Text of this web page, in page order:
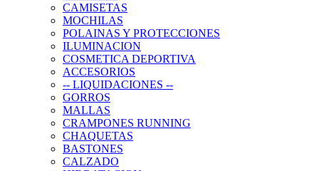
CAMISETAS
MOCHILAS
POLAINAS Y PROTECCIONES
ILUMINACION
COSMETICA DEPORTIVA
ACCESORIOS
-- LIQUIDACIONES --
GORROS
MALLAS
CRAMPONES RUNNING
CHAQUETAS
BASTONES
CALZADO